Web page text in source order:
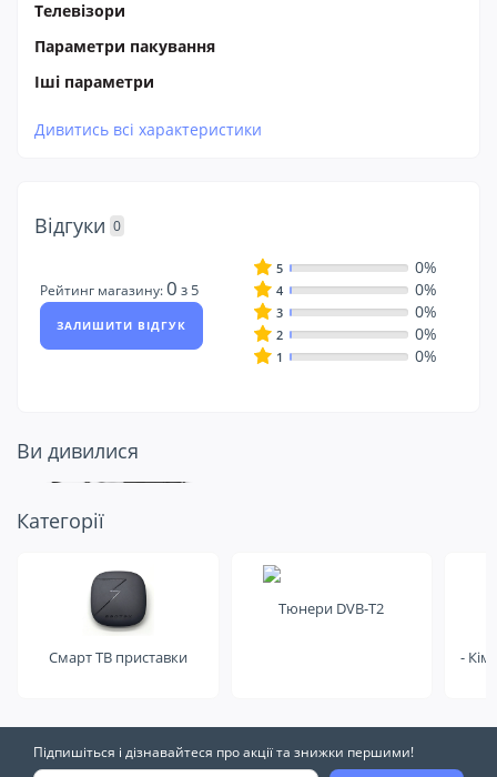
Телевізори
Параметри пакування
Іші параметри
Дивитись всі характеристики
Відгуки 0
Рейтинг магазину:0 з 5
ЗАЛИШИТИ ВІДГУК
5 0%
4 0%
3 0%
2 0%
1 0%
Ви дивилися
Подивіться ще
на це
Категорії
Смарт ТВ приставки
Тюнери DVB-T2
-
Підпишіться і дізнавайтеся про акції та знижки першими!